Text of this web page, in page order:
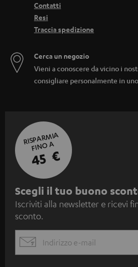
Contatti
Resi
Traccia spedizione
Cerca un negozio
Vieni a conoscere da vicino i
consigliare personalmente in
RISPARMIA
FINO A
45 €
I
s
c
i
Scegli il tuo buono
Iscriviti alla newsletter e ricevi
sconto.
EMAIL